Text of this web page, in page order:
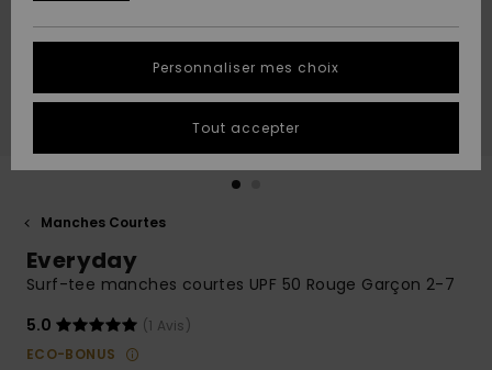
A
Découvrir
A
Découvrir
tailles
conversation
obtenir la
à votre
Démarrer
QUIKSILVER
Manches Courtes
Everyday
Surf-tee manches courtes UPF 50 Rouge Garçon 2-7
5.0
(1 Avis)
ECO-BONUS
Personnaliser mes choix
Tout accepter